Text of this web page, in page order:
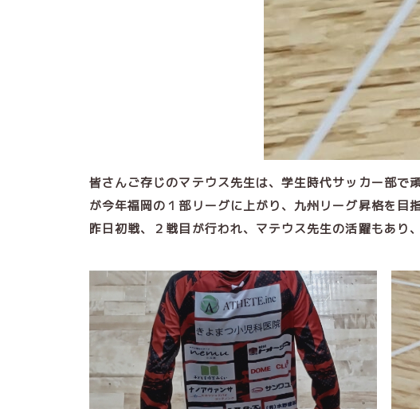
皆さんご存じのマテウス先生は、学生時代サッカー部で
が今年福岡の１部リーグに上がり、九州リーグ昇格を目
昨日初戦、２戦目が行われ、マテウス先生の活躍もあ